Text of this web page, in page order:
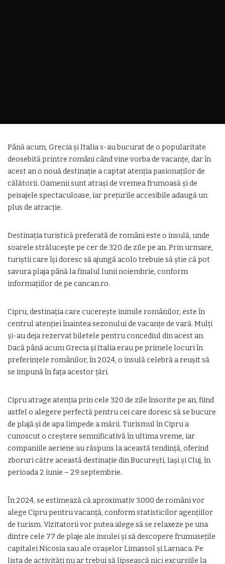
Până acum, Grecia și Italia s-au bucurat de o popularitate
deosebită printre români când vine vorba de vacanțe, dar în
acest an o nouă destinație a captat atenția pasionaților de
călătorii. Oamenii sunt atrași de vremea frumoasă și de
peisajele spectaculoase, iar prețurile accesibile adaugă un
plus de atracție.
Destinația turistică preferată de români este o insulă, unde
soarele strălucește pe cer de 320 de zile pe an. Prin urmare,
turiștii care își doresc să ajungă acolo trebuie să știe că pot
savura plaja până la finalul lunii noiembrie, conform
informațiilor de pe cancan.ro.
Cipru, destinația care cucerește inimile românilor, este în
centrul atenției înaintea sezonului de vacanțe de vară. Mulți
și-au deja rezervat biletele pentru concediul din acest an.
Dacă până acum Grecia și Italia erau pe primele locuri în
preferințele românilor, în 2024, o insulă celebră a reușit să
se impună în fața acestor țări.
Cipru atrage atenția prin cele 320 de zile însorite pe an, fiind
astfel o alegere perfectă pentru cei care doresc să se bucure
de plajă și de apa limpede a mării. Turismul în Cipru a
cunoscut o creștere semnificativă în ultima vreme, iar
companiile aeriene au răspuns la această tendință, oferind
zboruri către această destinație din București, Iași și Cluj, în
perioada 2 iunie – 29 septembrie.
În 2024, se estimează că aproximativ 3.000 de români vor
alege Cipru pentru vacanță, conform statisticilor agențiilor
de turism. Vizitatorii vor putea alege să se relaxeze pe una
dintre cele 77 de plaje ale insulei și să descopere frumusețile
capitalei Nicosia sau ale orașelor Limassol și Larnaca. Pe
lista de activități nu ar trebui să lipsească nici excursiile la